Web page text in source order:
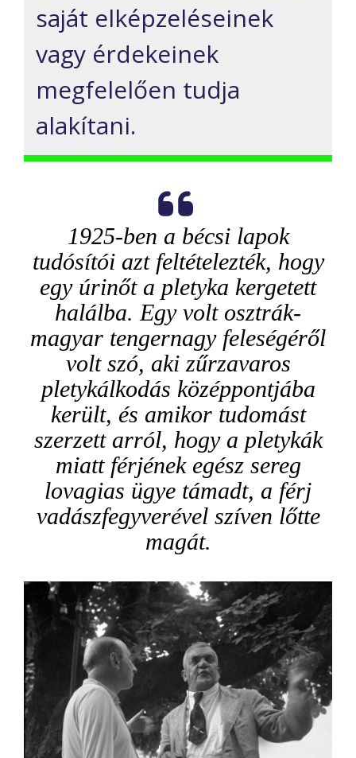
saját elképzeléseinek
vagy érdekeinek
megfelelően tudja
alakítani.
1925-ben a bécsi lapok
tudósítói azt feltételezték, hogy
egy úrinőt a pletyka kergetett
halálba. Egy volt osztrák-
magyar tengernagy feleségéről
volt szó, aki zűrzavaros
pletykálkodás középpontjába
került, és amikor tudomást
szerzett arról, hogy a pletykák
miatt férjének egész sereg
lovagias ügye támadt, a férj
vadászfegyverével szíven lőtte
magát.